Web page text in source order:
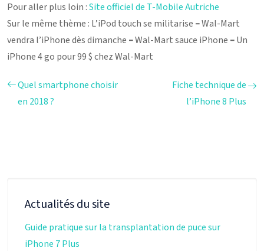
Pour aller plus loin :Site officiel de T-Mobile Autriche
Sur le même thème : L’iPod touch se militarise –Wal-Mart
vendra l’iPhone dès dimanche –Wal-Mart sauce iPhone –Un
iPhone 4 go pour 99 $ chez Wal-Mart
Quel smartphone choisir
en 2018 ?
Fiche technique de
l’iPhone 8 Plus
Actualités du site
Guide pratique sur la transplantation de puce sur
iPhone 7 Plus